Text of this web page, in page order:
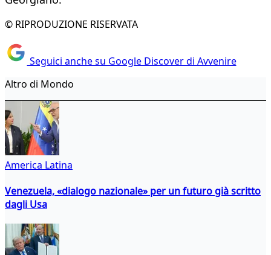
© RIPRODUZIONE RISERVATA
Seguici anche su Google Discover di Avvenire
Altro di Mondo
America Latina
Venezuela, «dialogo nazionale» per un futuro già scritto
dagli Usa